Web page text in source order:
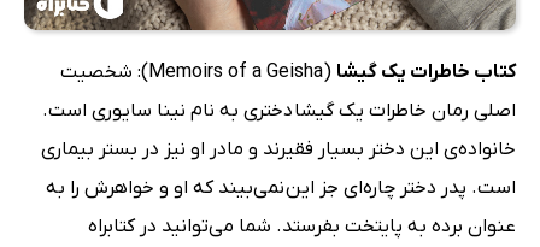
کتاب خاطرات یک گیشا
(Memoirs of a Geisha): شخصیت
اصلی رمان خاطرات یک گیشا دختری به نام نینا سایوری است.
خانواده‌ی این دختر بسیار فقیرند و مادر او نیز در بستر بیماری
است. پدر دختر چاره‌ای جز این نمی‌بیند که او و خواهرش را به
عنوان برده به پایتخت بفرستد. شما می‌توانید در کتابراه